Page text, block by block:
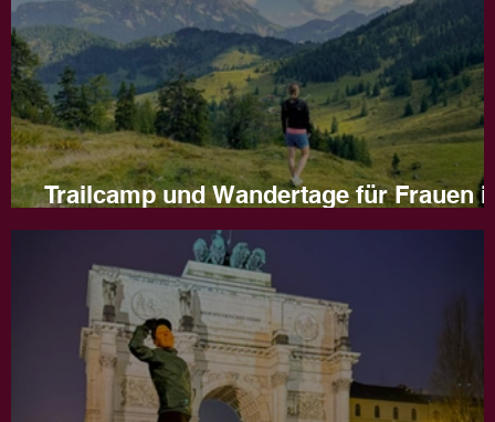
Trailcamp und Wandertage für Frauen
Naturns